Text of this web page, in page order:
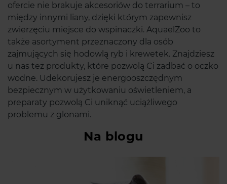
ofercie nie brakuje akcesoriów do terrarium – to
między innymi liany, dzięki którym zapewnisz
zwierzęciu miejsce do wspinaczki. AquaelZoo to
także asortyment przeznaczony dla osób
zajmujących się hodowlą ryb i krewetek. Znajdziesz
u nas też produkty, które pozwolą Ci zadbać o oczko
wodne. Udekorujesz je energooszczędnym
bezpiecznym w użytkowaniu oświetleniem, a
preparaty pozwolą Ci uniknąć uciążliwego
problemu z glonami.
Na blogu